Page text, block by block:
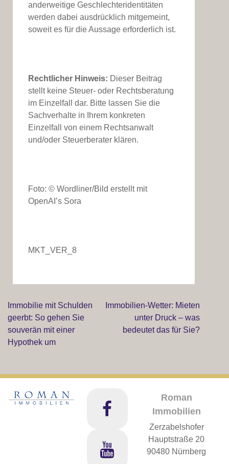
anderweitige Geschlechteridentitäten
werden dabei ausdrücklich mitgemeint,
soweit es für die Aussage erforderlich ist.
Rechtlicher Hinweis: Dieser Beitrag
stellt keine Steuer- oder Rechtsberatung
im Einzelfall dar. Bitte lassen Sie die
Sachverhalte in Ihrem konkreten
Einzelfall von einem Rechtsanwalt
und/oder Steuerberater klären.
Foto: © Wordliner/Bild erstellt mit
OpenAI’s Sora
MKT_VER_8
Beitragsnavigation
Immobilie mit Schulden
geerbt: So gehen Sie
souverän mit einer
Hypothek um
Immobilien-Wetter: Mieten
unter Druck – was
bedeutet das für Sie?
Roman
Immobilien
Zerzabelshofer
Hauptstraße 20
90480 Nürnberg